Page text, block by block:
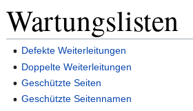
Navigation
springen
Suche
springen
Wartungslisten
Defekte Weiterleitungen
Doppelte Weiterleitungen
Geschützte Seiten
Geschützte Seitennamen